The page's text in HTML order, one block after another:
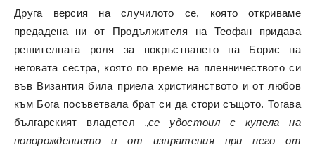
Друга версия на случилото се, която откриваме
предадена ни от Продължителя на Теофан придава
решителната роля за покръстването на Борис на
неговата сестра, която по време на пленничеството си
във Византия била приела християнството и от любов
към Бога посъветвала брат си да стори същото. Тогава
българският владетел „се удостоил с купела на
новорождението и от изпратения при него от